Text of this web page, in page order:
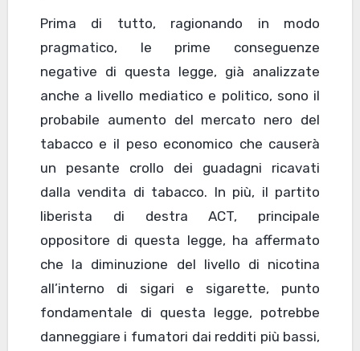
Prima di tutto, ragionando in modo
pragmatico, le prime conseguenze
negative di questa legge, già analizzate
anche a livello mediatico e politico, sono il
probabile aumento del mercato nero del
tabacco e il peso economico che causerà
un pesante crollo dei guadagni ricavati
dalla vendita di tabacco. In più, il partito
liberista di destra ACT, principale
oppositore di questa legge, ha affermato
che la diminuzione del livello di nicotina
all’interno di sigari e sigarette, punto
fondamentale di questa legge, potrebbe
danneggiare i fumatori dai redditi più bassi,